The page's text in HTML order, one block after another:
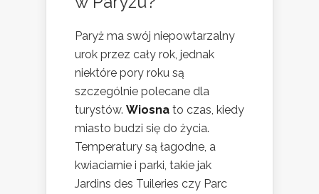
Paryż ma swój niepowtarzalny
urok przez cały rok, jednak
niektóre pory roku są
szczególnie polecane dla
turystów. Wiosna to czas, kiedy
miasto budzi się do życia.
Temperatury są łagodne, a
kwiaciarnie i parki, takie jak
Jardins des Tuileries czy Parc